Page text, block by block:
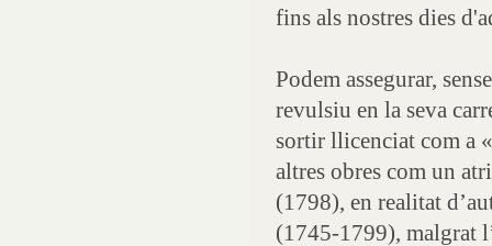
fins als nostres dies
Podem assegurar,
revulsiu en la seva
sortir llicenciat com a
altres obres com un
(1798), en realitat
(1745-1799), malgrat